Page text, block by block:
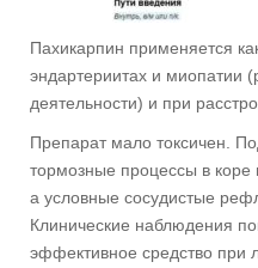
Пахикарпин применяется
эндартериитах и миопатии
деятельности) и при
Препарат мало токсичен.
тормозные процессы в коре
а условные сосудистые
Клинические наблюдения
эффективное средство при